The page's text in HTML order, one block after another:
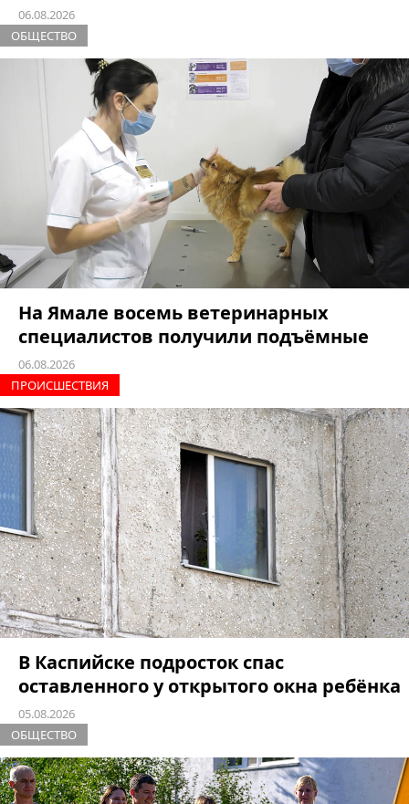
06.08.2026
ОБЩЕСТВО
На Ямале восемь ветеринарных
специалистов получили подъёмные
06.08.2026
ПРОИCШЕСТВИЯ
В Каспийске подросток спас
оставленного у открытого окна ребёнка
05.08.2026
ОБЩЕСТВО